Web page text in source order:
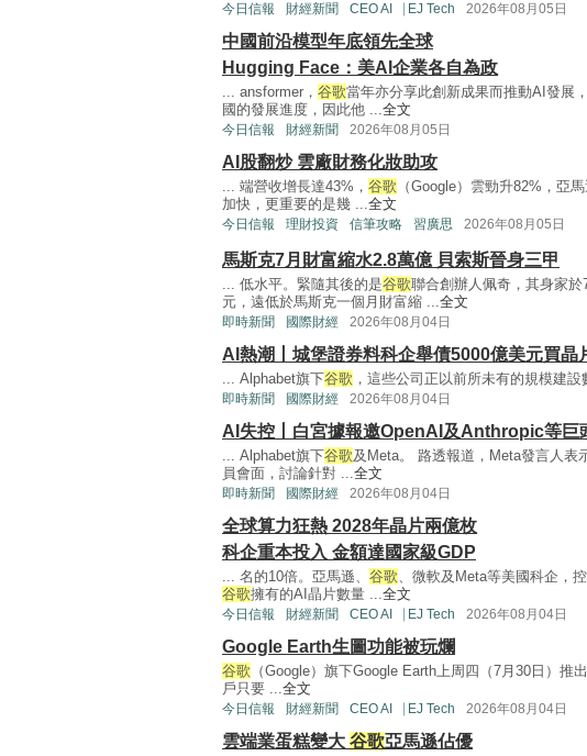
今日信報 財經新聞 CEO AI⎹ EJ Tech 2026年08月05日
中國前沿模型年底領先全球
Hugging Face：美AI企業各自為政
... ansformer， 谷歌當年亦分享此創新成果而推動AI發展
國的發展進度，因此他 ...全文
今日信報 財經新聞 2026年08月05日
AI股翻炒 雲廠財務化妝助攻
... 端營收增長達43%， 谷歌 （Google）雲勁升82%，亞
加快，更重要的是幾 ...全文
今日信報 理財投資 信筆攻略 習廣思 2026年08月05日
馬斯克7月財富縮水2.8萬億 貝索斯晉身三甲
... 低水平。緊隨其後的是谷歌聯合創辦人佩奇，其身家
元，遠低於馬斯克一個月財富縮 ...全文
即時新聞 國際財經 2026年08月04日
AI熱潮丨城堡證券料科企舉債5000億美元買晶
... Alphabet旗下谷歌 ，這些公司正以前所未有的規模建
即時新聞 國際財經 2026年08月04日
AI失控丨白宮據報邀OpenAI及Anthropic等巨
... Alphabet旗下谷歌及Meta。 路透報道，Meta發言人表
員會面，討論針對 ...全文
即時新聞 國際財經 2026年08月04日
全球算力狂熱 2028年晶片兩億枚
科企重本投入 金額達國家級GDP
... 名的10倍。亞馬遜、 谷歌、微軟及Meta等美國科企，
谷歌擁有的AI晶片數量 ...全文
今日信報 財經新聞 CEO AI⎹ EJ Tech 2026年08月04日
Google Earth生圖功能被玩爛
谷歌 （Google）旗下Google Earth上周四（7月30日）推
戶只要 ...全文
今日信報 財經新聞 CEO AI⎹ EJ Tech 2026年08月04日
雲端業蛋糕變大 谷歌亞馬遜佔優